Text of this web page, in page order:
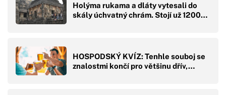
Holýma rukama a dláty vytesali do
skály úchvatný chrám. Stojí už 1200…
HOSPODSKÝ KVÍZ: Tenhle souboj se
znalostmi končí pro většinu dřív,…